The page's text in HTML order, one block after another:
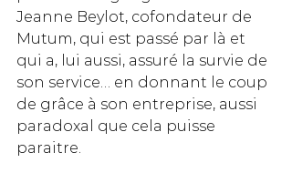
Jeanne Beylot, cofondateur de
Mutum, qui est passé par là et
qui a, lui aussi, assuré la survie de
son service… en donnant le coup
de grâce à son entreprise, aussi
paradoxal que cela puisse
paraitre.